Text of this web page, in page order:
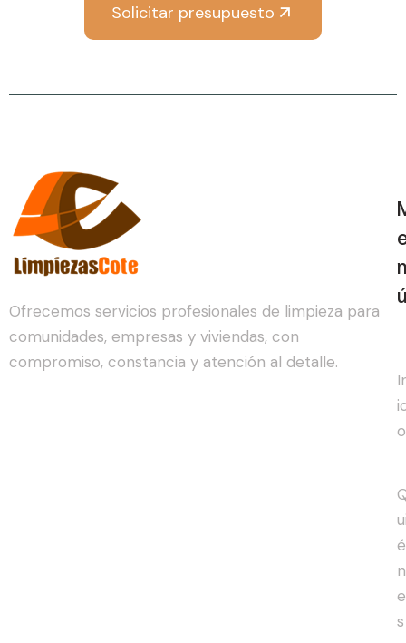
Solicitar presupuesto
Ofrecemos servicios profesionales de limpieza para
comunidades, empresas y viviendas, con
compromiso, constancia y atención al detalle.
n
o
é
n
e
s